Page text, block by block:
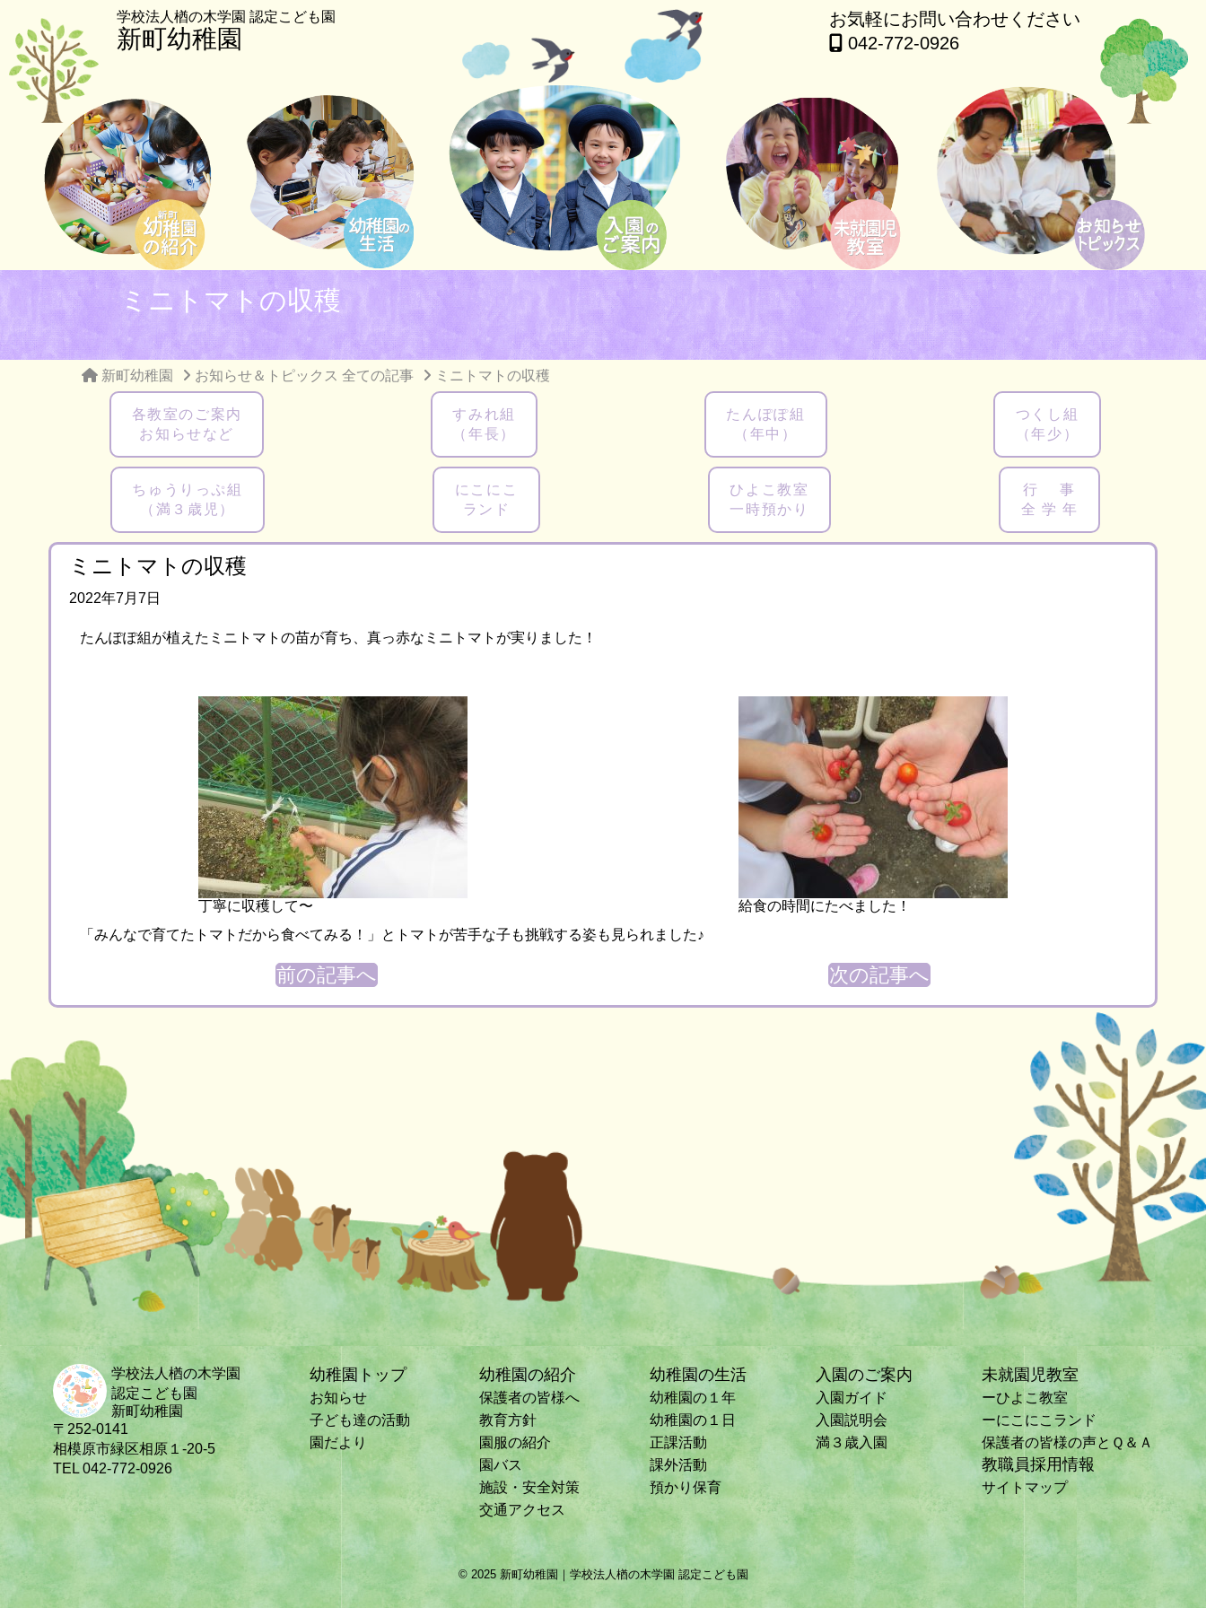
学校法人楢の木学園 認定こども園
新町幼稚園
お気軽にお問い合わせください
042-772-0926
ミニトマトの収穫
新町幼稚園 お知らせ＆トピックス 全ての記事 ミニトマトの収穫
各教室のご案内
お知らせなど
すみれ組
（年長）
たんぽぽ組
（年中）
つくし組
（年少）
ちゅうりっぷ組
（満３歳児）
にこにこ
ランド
ひよこ教室
一時預かり
行 事
全 学 年
ミニトマトの収穫
2022年7月7日
たんぽぽ組が植えたミニトマトの苗が育ち、真っ赤なミニトマトが実りました！
丁寧に収穫して〜
給食の時間にたべました！
「みんなで育てたトマトだから食べてみる！」とトマトが苦手な子も挑戦する姿も見られました♪
前の記事へ 次の記事へ
学校法人楢の木学園
認定こども園
新町幼稚園
〒252-0141
相模原市緑区相原１-20-5
TEL 042-772-0926
幼稚園トップ
お知らせ
子ども達の活動
園だより
幼稚園の紹介
保護者の皆様へ
教育方針
園服の紹介
園バス
施設・安全対策
交通アクセス
幼稚園の生活
幼稚園の１年
幼稚園の１日
正課活動
課外活動
預かり保育
入園のご案内
入園ガイド
入園説明会
満３歳入園
未就園児教室
ーひよこ教室
ーにこにこランド
保護者の皆様の声とＱ＆Ａ
教職員採用情報
サイトマップ
© 2025 新町幼稚園｜学校法人楢の木学園 認定こども園